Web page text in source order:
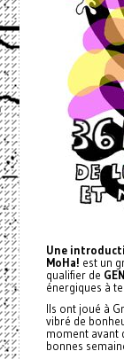
Une
MoHa! est un
qualifier de
énergiques à
Ils ont joué à
vibré de
moment avant
bonnes